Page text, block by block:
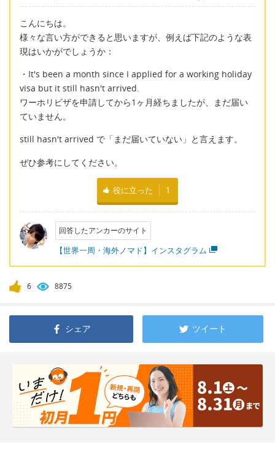
こんにちは。
様々な言い方ができると思いますが、例えば下記のような表
現はいかがでしょうか：
・It's been a month since I applied for a working holiday
visa but it still hasn't arrived.
ワーホリビザを申請してから1ヶ月経ちましたが、まだ届い
ていません。
still hasn't arrived で「まだ届いていない」と言えます。
ぜひ参考にしてください。
役に立った 1
回答したアンカーのサイト
【世界一周・海外ノマド】インスタグラム
6 8875
シェア ツイート